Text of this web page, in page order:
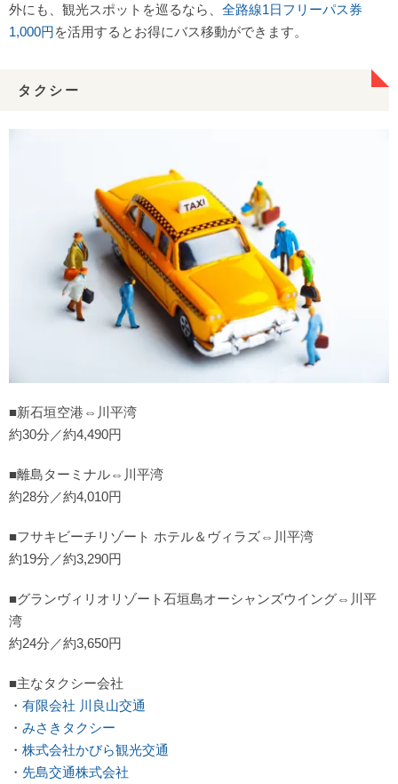
外にも、観光スポットを巡るなら、 全路線1日フリーパス券
1,000円を活用するとお得にバス移動ができます。
タクシー
■新石垣空港⇔川平湾
約30分／約4,490円
■離島ターミナル⇔川平湾
約28分／約4,010円
■フサキビーチリゾート ホテル＆ヴィラズ⇔川平湾
約19分／約3,290円
■グランヴィリオリゾート石垣島オーシャンズウイング⇔川平
湾
約24分／約3,650円
■主なタクシー会社
・ 有限会社 川良山交通
・ みさきタクシー
・ 株式会社かびら観光交通
・ 先島交通株式会社